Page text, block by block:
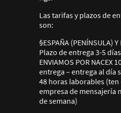
Las tarifas y plazos de
son:
§ESPAÑA (PENÍNSULA)
Plazo de entrega 3-5
ENVIAMOS POR NACEX
entrega – entrega al día
48 horas laborables (ten
empresa de mensajería
de semana)